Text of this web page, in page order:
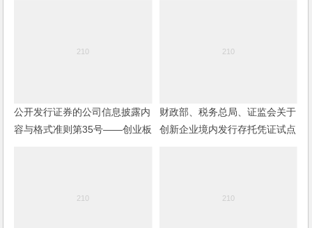
公开发行证券的公司信息披露内
容与格式准则第35号——创业板
财政部、税务总局、证监会关于
创新企业境内发行存托凭证试点